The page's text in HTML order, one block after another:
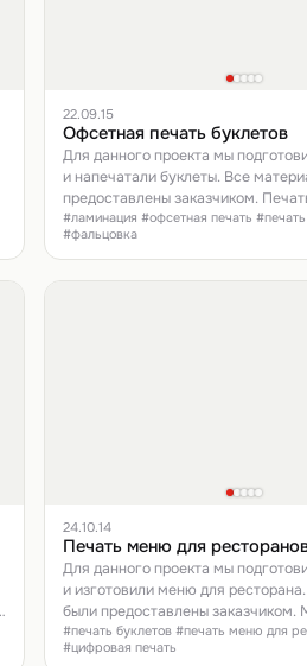
22.09.15
Офсетная печать буклетов
Для данного проекта мы
и напечатали буклеты. Все
предоставлены заказчиком.
офсетная, полноцветная,
#ламинация #офсетная печать
#фальцовка
24.10.14
Печать меню для
Для данного проекта мы
и изготовили меню для
были предоставлены заказчиком.
представляет собой буклет
с обним бигом).
#печать буклетов #печать меню для
#цифровая печать